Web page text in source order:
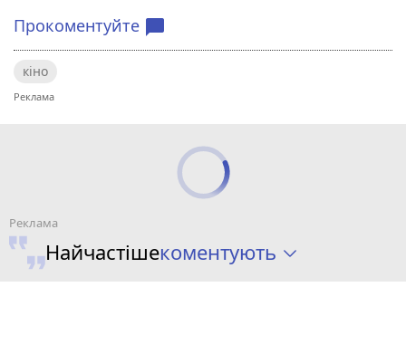
Прокоментуйте chat_bubble
кіно
Найчастішекоментують